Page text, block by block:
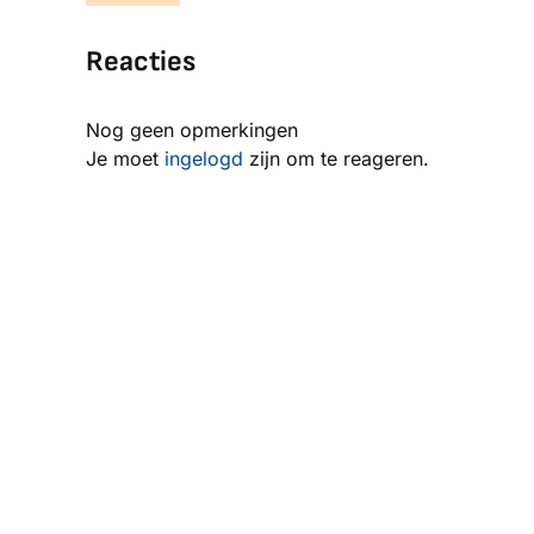
Reacties
Nog geen opmerkingen
Je moet ingelogd zijn om te reageren.